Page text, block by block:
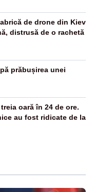
de drone din Kiev
distrusă de o rachetă
prăbușirea unei
oară în 24 de ore.
au fost ridicate de la